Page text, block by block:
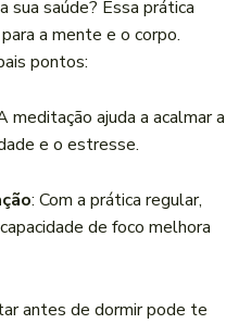
sua saúde? Essa prática
a mente e o corpo.
pontos:
meditação ajuda a acalmar a
e o estresse.
: Com a prática regular,
de foco melhora
antes de dormir pode te